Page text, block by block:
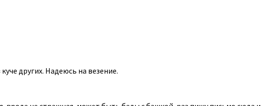
других. Надеюсь на везение.